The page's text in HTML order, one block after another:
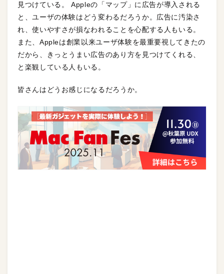
見つけている。 Appleの「マップ」に広告が導入される
と、ユーザの体験はどう変わるだろうか。広告に汚染さ
れ、使いやすさが損なわれることを心配する人もいる。
また、Appleは創業以来ユーザ体験を最重要視してきたの
だから、きっとうまい広告のあり方を見つけてくれる、
と楽観している人もいる。
皆さんはどうお感じになるだろうか。